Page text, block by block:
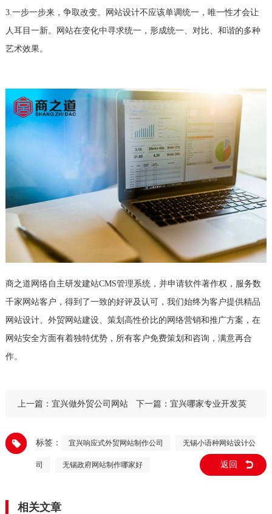
3.一步一步来，争取改变。网站设计不应该单调统一，唯一性才会让
人耳目一新。网站在变化中寻求统一，形成统一、对比、和谐的多种
艺术效果。
商之道网络自主研发建站CMS管理系统，并申请软件著作权，服务数
千家网站客户，得到了一致的好评及认可，我们始终为客户提供精品
网站设计、外贸网站建设、策划高性价比的网络营销和推广方案，在
网站安全方面有着独特优势，所有客户免费策划和咨询，满意再合
作。
上一篇： 宜兴做外贸公司网站
哪家专业
下一篇： 宜兴哪家专业开发英
标签：
宜兴响应式外贸网站制作公司 无锡小语种网站设计公
司 无锡政府网站制作哪家好 返回
相关文章